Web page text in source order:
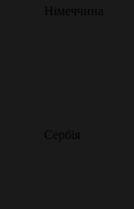
Німеччина
Сербія